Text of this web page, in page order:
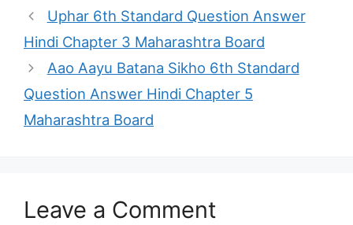
Uphar 6th Standard Question Answer
Hindi Chapter 3 Maharashtra Board
Aao Aayu Batana Sikho 6th Standard
Question Answer Hindi Chapter 5
Maharashtra Board
Leave a Comment